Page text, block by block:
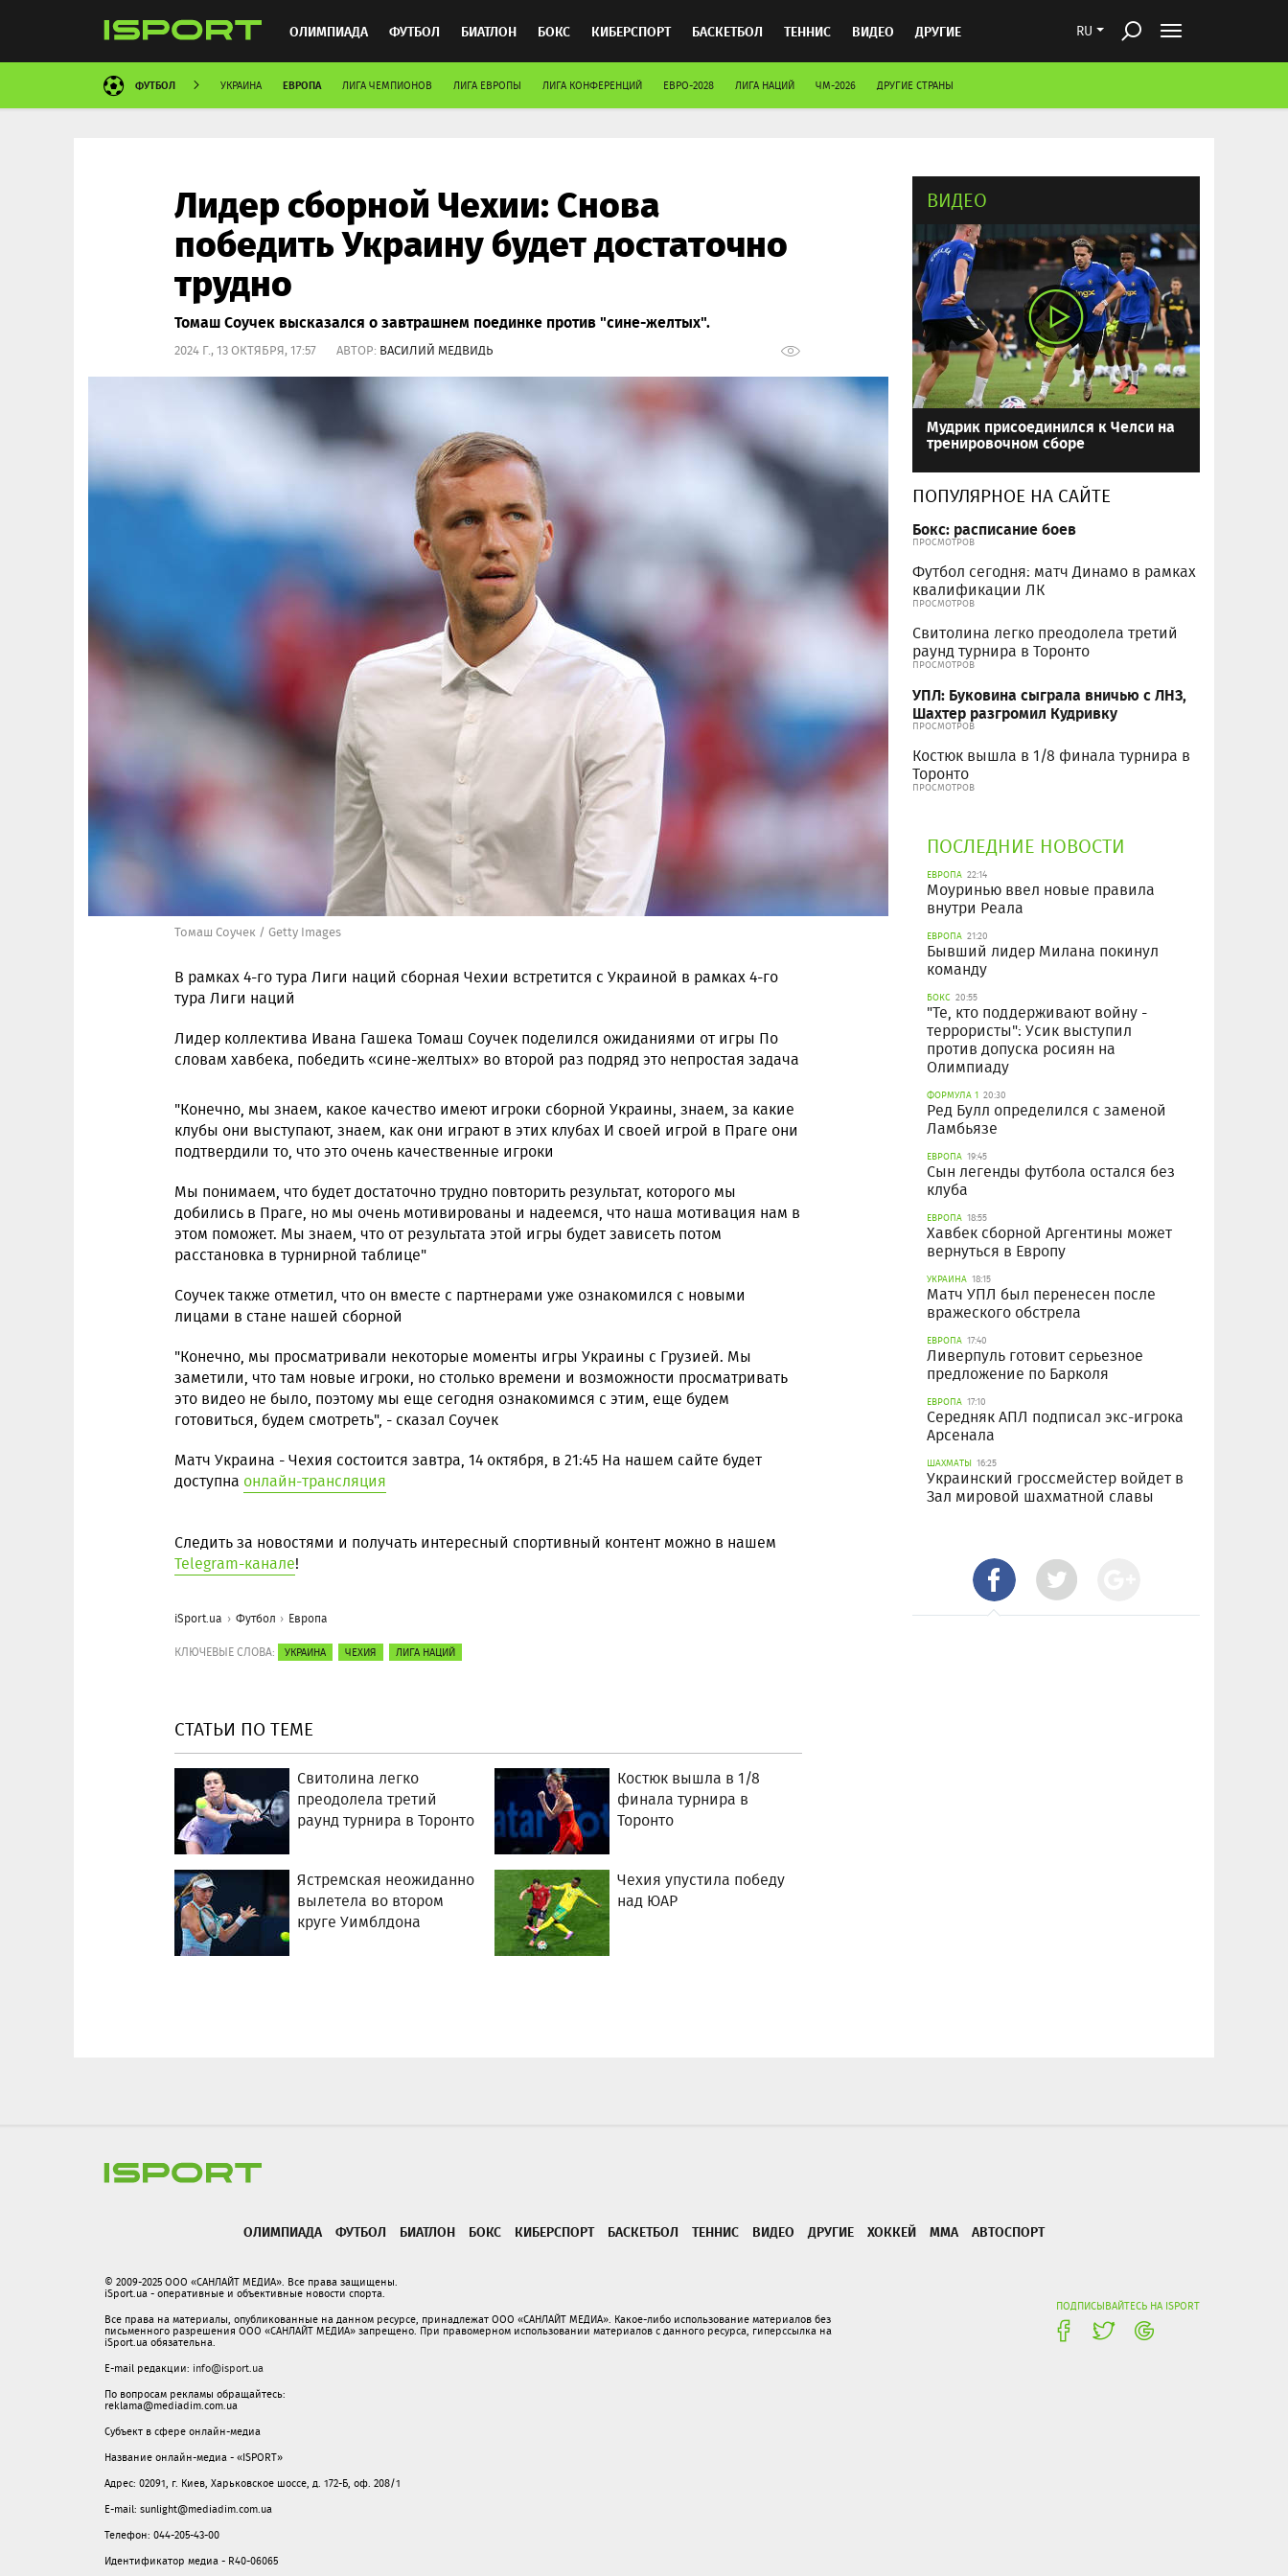
RU
ОЛИМПИАДА ФУТБОЛ БИАТЛОН БОКС КИБЕРСПОРТ БАСКЕТБОЛ ТЕННИС ВИДЕО ДРУГИЕ
ХОККЕЙ ММА АВТОСПОРТ
ФУТБОЛ УКРАИНА ЕВРОПА ЛИГА ЧЕМПИОНОВ ЛИГА ЕВРОПЫ ЛИГА КОНФЕРЕНЦИЙ ЕВРО-2028 ЛИГА НАЦИЙ ЧМ-2026 ДРУГИЕ СТРАНЫ
Лидер сборной Чехии: Снова
победить Украину будет достаточно
трудно
Томаш Соучек высказался о завтрашнем поединке против "сине-желтых".
2024 Г., 13 ОКТЯБРЯ, 17:57 АВТОР: ВАСИЛИЙ МЕДВИДЬ
Томаш Соучек / Getty Images
В рамках 4-го тура Лиги наций сборная Чехии встретится с Украиной в рамках 4-го
тура Лиги наций
Лидер коллектива Ивана Гашека Томаш Соучек поделился ожиданиями от игры По
словам хавбека, победить «сине-желтых» во второй раз подряд это непростая задача
"Конечно, мы знаем, какое качество имеют игроки сборной Украины, знаем, за какие
клубы они выступают, знаем, как они играют в этих клубах И своей игрой в Праге они
подтвердили то, что это очень качественные игроки
Мы понимаем, что будет достаточно трудно повторить результат, которого мы
добились в Праге, но мы очень мотивированы и надеемся, что наша мотивация нам в
этом поможет. Мы знаем, что от результата этой игры будет зависеть потом
расстановка в турнирной таблице"
Соучек также отметил, что он вместе с партнерами уже ознакомился с новыми
лицами в стане нашей сборной
"Конечно, мы просматривали некоторые моменты игры Украины с Грузией. Мы
заметили, что там новые игроки, но столько времени и возможности просматривать
это видео не было, поэтому мы еще сегодня ознакомимся с этим, еще будем
готовиться, будем смотреть", - сказал Соучек
Матч Украина - Чехия состоится завтра, 14 октября, в 21:45 На нашем сайте будет
доступна онлайн-трансляция
Следить за новостями и получать интересный спортивный контент можно в нашем
Telegram-канале!
iSport.ua Футбол Европа
КЛЮЧЕВЫЕ СЛОВА: УКРАИНА ЧЕХИЯ ЛИГА НАЦИЙ
СТАТЬИ ПО ТЕМЕ
Свитолина легко
преодолела третий
раунд турнира в Торонто
Костюк вышла в 1/8
финала турнира в
Торонто
Ястремская неожиданно
вылетела во втором
круге Уимблдона
Чехия упустила победу
над ЮАР
ВИДЕО
Мудрик присоединился к Челси на
тренировочном сборе
ПОПУЛЯРНОЕ НА САЙТЕ
Бокс: расписание боев
ПРОСМОТРОВ
Футбол сегодня: матч Динамо в рамках
квалификации ЛК
ПРОСМОТРОВ
Свитолина легко преодолела третий
раунд турнира в Торонто
ПРОСМОТРОВ
УПЛ: Буковина сыграла вничью с ЛНЗ,
Шахтер разгромил Кудривку
ПРОСМОТРОВ
Костюк вышла в 1/8 финала турнира в
Торонто
ПРОСМОТРОВ
ПОСЛЕДНИЕ НОВОСТИ
ЕВРОПА 22:14
Моуринью ввел новые правила
внутри Реала
ЕВРОПА 21:20
Бывший лидер Милана покинул
команду
БОКС 20:55
"Те, кто поддерживают войну -
террористы": Усик выступил
против допуска росиян на
Олимпиаду
ФОРМУЛА 1 20:30
Ред Булл определился с заменой
Ламбьязе
ЕВРОПА 19:45
Сын легенды футбола остался без
клуба
ЕВРОПА 18:55
Хавбек сборной Аргентины может
вернуться в Европу
УКРАИНА 18:15
Матч УПЛ был перенесен после
вражеского обстрела
ЕВРОПА 17:40
Ливерпуль готовит серьезное
предложение по Барколя
ЕВРОПА 17:10
Середняк АПЛ подписал экс-игрока
Арсенала
ШАХМАТЫ 16:25
Украинский гроссмейстер войдет в
Зал мировой шахматной славы
ОЛИМПИАДА ФУТБОЛ БИАТЛОН БОКС КИБЕРСПОРТ БАСКЕТБОЛ ТЕННИС ВИДЕО ДРУГИЕ ХОККЕЙ ММА АВТОСПОРТ
ПОДПИСЫВАЙТЕСЬ НА ISPORT
© 2009-2025 ООО «САНЛАЙТ МЕДИА». Все права защищены.
iSport.ua - оперативные и объективные новости спорта.
Все права на материалы, опубликованные на данном ресурсе, принадлежат ООО «САНЛАЙТ МЕДИА». Какое-либо использование материалов без
письменного разрешения ООО «САНЛАЙТ МЕДИА» запрещено. При правомерном использовании материалов с данного ресурса, гиперссылка на
iSport.ua обязательна.
E-mail редакции: info@isport.ua
По вопросам рекламы обращайтесь:
reklama@mediadim.com.ua
Субъект в сфере онлайн-медиа
Название онлайн-медиа - «ISPORT»
Адрес: 02091, г. Киев, Харьковское шоссе, д. 172-Б, оф. 208/1
E-mail: sunlight@mediadim.com.ua
Телефон: 044-205-43-00
Идентификатор медиа - R40-06065